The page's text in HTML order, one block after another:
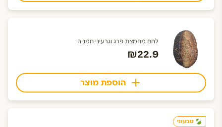
לחם מחמצת פרג וגרעיני חמניה
₪22.9
הוספת מוצר
טבעוני